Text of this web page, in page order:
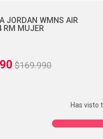
JORDAN WMNS AIR
RM MUJER
$169.990
Has visto